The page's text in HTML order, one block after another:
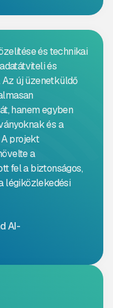
és technikai
és
új üzenetküldő
hanem egyben
és a
projekt
a
fel a biztonságos,
légiközlekedési
AI-